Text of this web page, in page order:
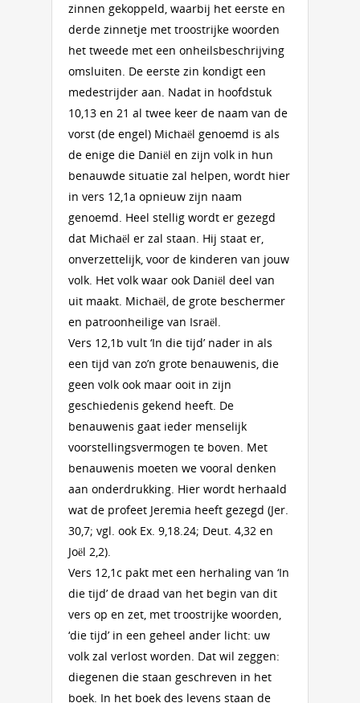
zinnen gekoppeld, waarbij het eerste en
derde zinnetje met troostrijke woorden
het tweede met een onheilsbeschrijving
omsluiten. De eerste zin kondigt een
medestrijder aan. Nadat in hoofdstuk
10,13 en 21 al twee keer de naam van de
vorst (de engel) Michaël genoemd is als
de enige die Daniël en zijn volk in hun
benauwde situatie zal helpen, wordt hier
in vers 12,1a opnieuw zijn naam
genoemd. Heel stellig wordt er gezegd
dat Michaël er zal staan. Hij staat er,
onverzettelijk, voor de kinderen van jouw
volk. Het volk waar ook Daniël deel van
uit maakt. Michaël, de grote beschermer
en patroonheilige van Israël.
Vers 12,1b vult ‘In die tijd’ nader in als
een tijd van zo’n grote benauwenis, die
geen volk ook maar ooit in zijn
geschiedenis gekend heeft. De
benauwenis gaat ieder menselijk
voorstellingsvermogen te boven. Met
benauwenis moeten we vooral denken
aan onderdrukking. Hier wordt herhaald
wat de profeet Jeremia heeft gezegd (Jer.
30,7; vgl. ook Ex. 9,18.24; Deut. 4,32 en
Joël 2,2).
Vers 12,1c pakt met een herhaling van ‘In
die tijd’ de draad van het begin van dit
vers op en zet, met troostrijke woorden,
‘die tijd’ in een geheel ander licht: uw
volk zal verlost worden. Dat wil zeggen:
diegenen die staan geschreven in het
boek. In het boek des levens staan de